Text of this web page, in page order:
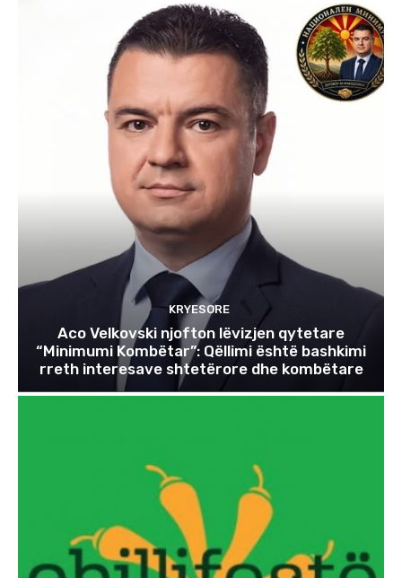
KRYESORE
Aco Velkovski njofton lëvizjen qytetare
“Minimumi Kombëtar”: Qëllimi është bashkimi
rreth interesave shtetërore dhe kombëtare